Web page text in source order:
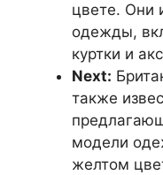
цвете. Они
одежды,
куртки и
Next:
также
модели
желтом